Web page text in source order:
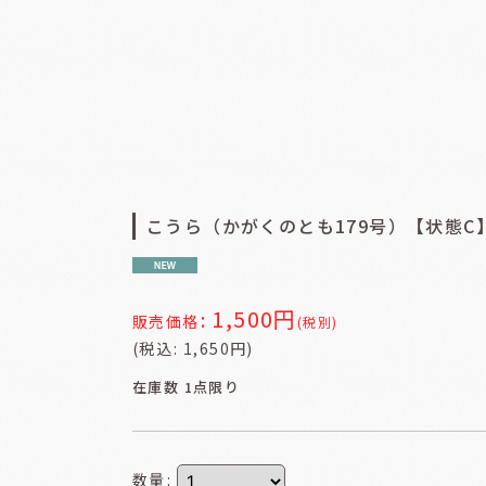
こうら（かがくのとも179号）【状態C
販売価格 : 1,500円 (税別)
(税込: 1,650円)
在庫数 1点限り
数量 :